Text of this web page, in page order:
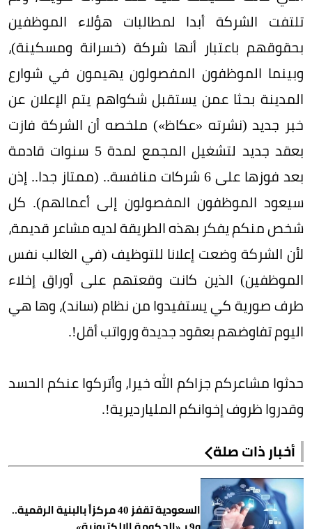
تلتفت الشركة أبدا لمطالبات هؤلاء الموظفين
بحقوقهم باعتبار أنها شركة (خسرانة ومسكينة)،
وبينما الموظفون المفصولون يهيمون في شوارع
المدينة بحثا عمن يستقبل شكواهم يتم الإعلان عن
خبر جديد (نشرته «عكاظ») ملخصه أن الشركة فازت
بعقد جديد لتشغيل المجمع لمدة 5 سنوات قادمة
بعد فوزها على 6 شركات منافسة.. (ممتاز جدا.. إذن
سيعود الموظفون المفصولون إلى أعمالهم). كل
شخص منكم يفكر بهذه الطريقة لديه مشاعر قديمة،
لأن الشركة وضعت إعلانا للتوظيف (في الغالب نفس
الموظفين) الذين كانت وقعتهم على أوراق إخلاء
طرف صورية كي يستفيدوا من نظام (ساند)، وها هي
اليوم تفاوضهم بعقود جديدة ورواتب أقل!.
حدثوا مشاعركم جزاكم الله خيرا، وأتركوا عنكم الحسد
وقدروا ظروف إخوانكم المليارديرية!.
أخبار ذات صلة
السعودية تقفز 40 مركزاً بالبنية الرقمية..